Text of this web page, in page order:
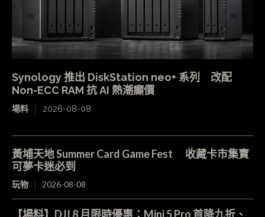
Synology 推出 DiskStation neo+ 系列 改配
Non-ECC RAM 抗 AI 熱潮癲價
場料 2026-08-08
黃埔天地 Summer Card Game Fest 收藏卡市集寶
可夢卡迷必到
玩物 2026-08-08
【場料】DJI 8 月限時優惠：Mini 5 Pro 首降九折、